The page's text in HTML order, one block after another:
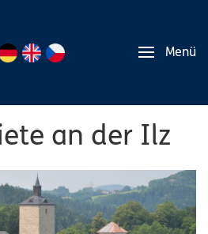
Menü
an der Ilz